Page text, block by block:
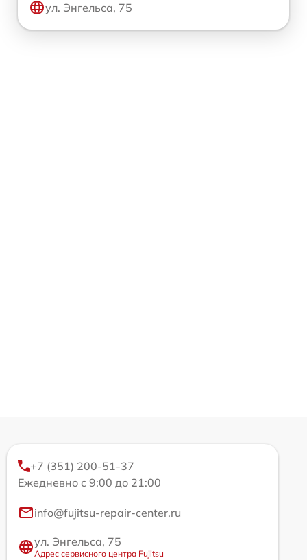
ул. Энгельса, 75
+7 (351) 200-51-37
Ежедневно с 9:00 до 21:00
info@fujitsu-repair-center.ru
ул. Энгельса, 75
Адрес сервисного центра Fujitsu